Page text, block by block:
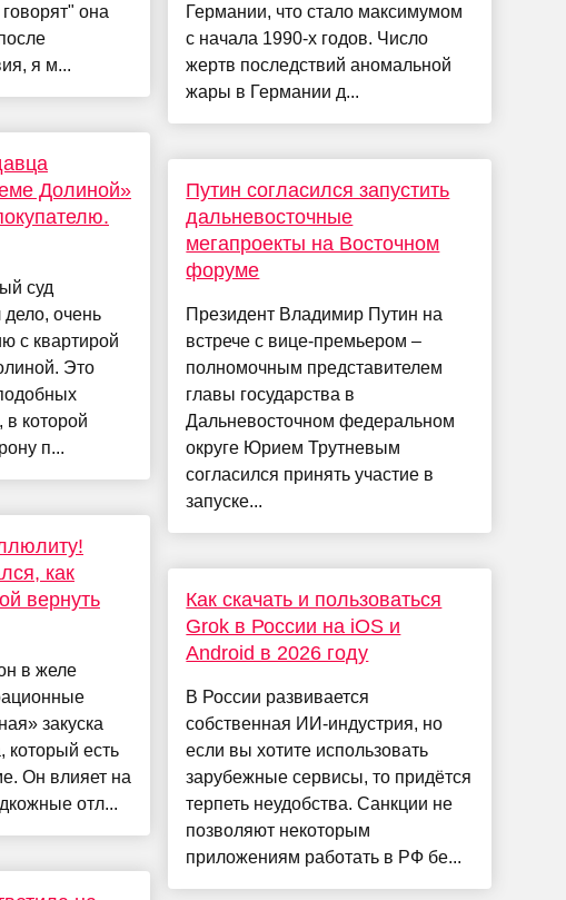
она
я м...
Долиной»
суд
очень
с квартирой
Это
в которой
п...
как
вернуть
в желе
закуска
который есть
Он влияет на
отл...
Германии, что стало максимумом
с начала 1990-х годов. Число
жертв последствий аномальной
жары в Германии д...
Путин согласился запустить
дальневосточные
мегапроекты на Восточном
форуме
Президент Владимир Путин на
встрече с вице-премьером –
полномочным представителем
главы государства в
Дальневосточном федеральном
округе Юрием Трутневым
согласился принять участие в
запуске...
Как скачать и пользоваться
Grok в России на iOS и
Android в 2026 году
В России развивается
собственная ИИ-индустрия, но
если вы хотите использовать
зарубежные сервисы, то придётся
терпеть неудобства. Санкции не
позволяют некоторым
приложениям работать в РФ бе...